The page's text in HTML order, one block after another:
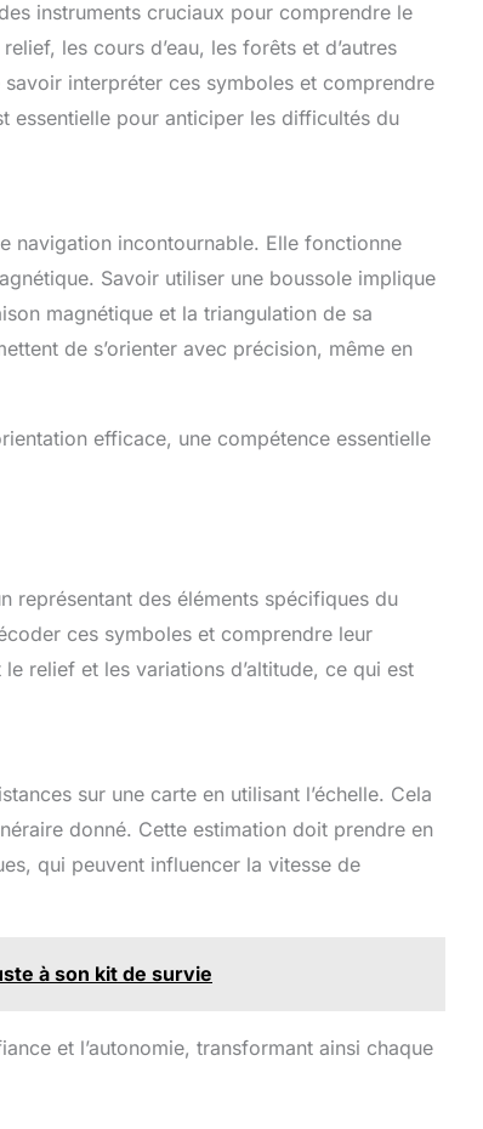
instruments cruciaux pour comprendre le
les cours d’eau, les forêts et d’autres
interpréter ces symboles et comprendre
essentielle pour anticiper les difficultés du
navigation incontournable. Elle fonctionne
Savoir utiliser une boussole implique
magnétique et la triangulation de sa
de s’orienter avec précision, même en
efficace, une compétence essentielle
représentant des éléments spécifiques du
ces symboles et comprendre leur
relief et les variations d’altitude, ce qui est
sur une carte en utilisant l’échelle. Cela
donné. Cette estimation doit prendre en
qui peuvent influencer la vitesse de
à son kit de survie
et l’autonomie, transformant ainsi chaque